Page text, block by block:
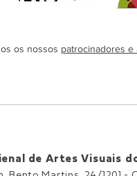
os nossos patrocinadores e
de Artes Visuais